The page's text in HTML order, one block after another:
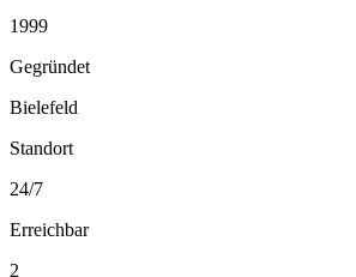
1999
Gegründet
Bielefeld
Standort
24/7
Erreichbar
2